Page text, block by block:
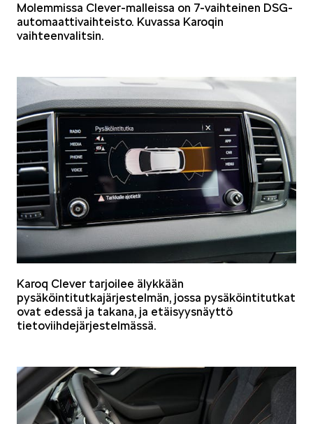
SPONSOROINTI & YHTEISTYÖ
KLASSIKOT
RALLI
Molemmissa Clever-malleissa on 7-vaihteinen DSG-
automaattivaihteisto. Kuvassa Karoqin
vaihteenvalitsin.
Karoq Clever tarjoilee älykkään
pysäköintitutkajärjestelmän, jossa pysäköintitutkat
ovat edessä ja takana, ja etäisyysnäyttö
tietoviihdejärjestelmässä.